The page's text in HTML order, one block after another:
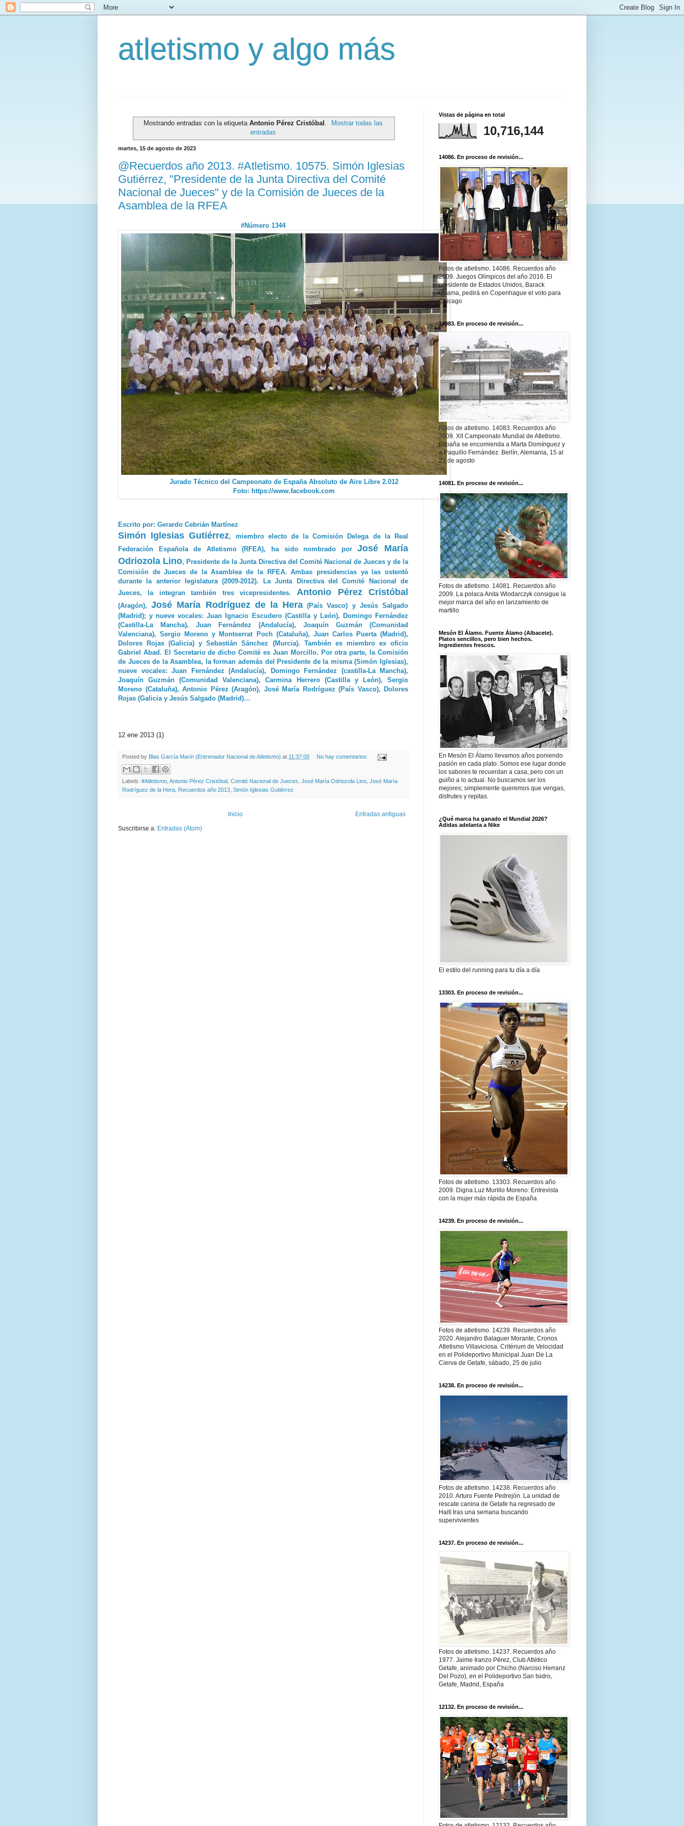
atletismo y algo más
Mostrando entradas con la etiqueta Antonio Pérez Cristóbal
Mostrar todas las
entradas
martes, 15 de agosto de 2023
@Recuerdos año 2013. #Atletismo. 10575. Simón Iglesias
Gutiérrez, "Presidente de la Junta Directiva del Comité
Nacional de Jueces" y de la Comisión de Jueces de la
Asamblea de la RFEA
#Número 1344
Jurado Técnico del Campeonato de España Absoluto de Aire Libre 2.012
Foto: https://www.facebook.com
Escrito por: Gerardo Cebrián Martínez
Simón Iglesias Gutiérrez, miembro electo de la Comisión Delega de la Real
Federación Española de Atletismo (RFEA), ha sido nombrado porJosé María
Odriozola Lino, Presidente de la Junta Directiva del Comité Nacional de Jueces y de la
Comisión de Jueces de la Asamblea de la RFEA. Ambas presidencias ya las ostentó
durante la anterior legislatura (2009-2012). La Junta Directiva del Comité Nacional de
Jueces, la integran también tres vicepresidentes.Antonio Pérez Cristóbal
(Aragón),José María Rodríguez de la Hera (País Vasco) y Jesús Salgado
(Madrid); y nueve vocales: Juan Ignacio Escudero (Castilla y León), Domingo Fernández
(Castilla-La Mancha), Juan Fernández (Andalucía), Joaquín Guzmán (Comunidad
Valenciana), Sergio Moreno y Montserrat Poch (Cataluña), Juan Carlos Puerta (Madrid),
Dolores Rojas (Galicia) y Sebastián Sánchez (Murcia). También es miembro ex oficio
Gabriel Abad. El Secretario de dicho Comité es Juan Morcillo. Por otra parte, la Comisión
de Jueces de la Asamblea, la forman además del Presidente de la misma (Simón Iglesias),
nueve vocales: Juan Fernández (Andalucía), Domingo Fernández (castilla-La Mancha),
Joaquín Guzmán (Comunidad Valenciana), Carmina Herrero (Castilla y León), Sergio
Moreno (Cataluña), Antonio Pérez (Aragón), José María Rodríguez (País Vasco), Dolores
Rojas (Galicia y Jesús Salgado (Madrid)…
12 ene 2013 (1)
Posted by Blas García Marín (Entrenador Nacional de Atletismo) at 11:37:00 No hay comentarios:
Labels: #Atletismo Antonio Pérez Cristóbal Comité Nacional de Jueces José María Odriozola Lino José María
Rodríguez de la Hera Recuerdos año 2013 Simón Iglesias Gutiérrez
Entradas antiguas
Inicio
Suscribirse a: Entradas (Atom)
Vistas de página en total
10,716,144
14086. En proceso de revisión...
Fotos de atletismo. 14086. Recuerdos año
2009. Juegos Olímpicos del año 2016. El
presidente de Estados Unidos, Barack
Obama, pedirá en Copenhague el voto para
Chicago
14083. En proceso de revisión...
Fotos de atletismo. 14083. Recuerdos año
2009. XII Campeonato Mundial de Atletismo.
España se encomienda a Marta Domínguez y
a Paquillo Fernández. Berlín, Alemania, 15 al
23 de agosto
14081. En proceso de revisión...
Fotos de atletismo. 14081. Recuerdos año
2009. La polaca Anita Wlodarczyk consigue la
mejor marca del año en lanzamiento de
martillo
Mesón El Álamo. Fuente Álamo (Albacete).
Platos sencillos, pero bien hechos.
Ingredientes frescos.
En Mesón El Álamo llevamos años poniendo
pasión en cada plato. Somos ese lugar donde
los sabores te recuerdan a casa, pero con un
guiño a lo actual. No buscamos ser los
mejores; simplemente queremos que vengas,
disfrutes y repitas.
¿Qué marca ha ganado el Mundial 2026?
Adidas adelanta a Nike
El estilo del running para tu día a día
13303. En proceso de revisión...
Fotos de atletismo. 13303. Recuerdos año
2009. Digna Luz Murillo Moreno: Entrevista
con la mujer más rápida de España
14239. En proceso de revisión...
Fotos de atletismo. 14239. Recuerdos año
2020. Alejandro Balaguer Morante, Cronos
Atletismo Villaviciosa. Critérium de Velocidad
en el Polideportivo Municipal Juan De La
Cierva de Getafe, sábado, 25 de julio
14238. En proceso de revisión...
Fotos de atletismo. 14238. Recuerdos año
2010. Arturo Fuente Pedrejón. La unidad de
rescate canina de Getafe ha regresado de
Haití tras una semana buscando
supervivientes
14237. En proceso de revisión...
Fotos de atletismo. 14237. Recuerdos año
1977. Jaime Iranzo Pérez, Club Atlético
Getafe, animado por Chicho (Narciso Herranz
Del Pozo), en el Polideportivo San Isidro,
Getafe, Madrid, España
12132. En proceso de revisión...